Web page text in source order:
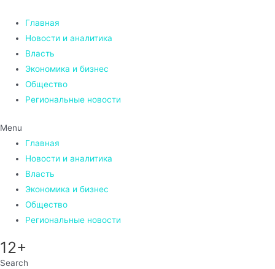
содержимому
Главная
Новости и аналитика
Власть
Экономика и бизнес
Общество
Региональные новости
Menu
Главная
Новости и аналитика
Власть
Экономика и бизнес
Общество
Региональные новости
12+
Search